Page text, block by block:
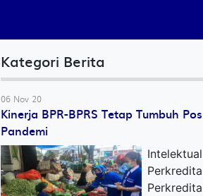
Kategori Berita
06 Nov 20
Kinerja BPR-BPRS Tetap Tumbuh
Pandemi